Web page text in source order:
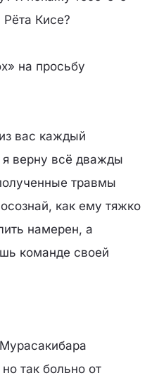
Кисе?
на просьбу
вас каждый
я верну всё дважды
травмы
как ему тяжко
намерен, а
команде своей
так больно от